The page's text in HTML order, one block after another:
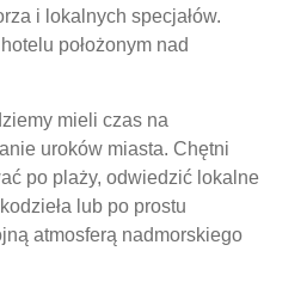
i lokalnych specjałów.
położonym nad
mieli czas na
uroków miasta. Chętni
po plaży, odwiedzić lokalne
lub po prostu
atmosferą nadmorskiego